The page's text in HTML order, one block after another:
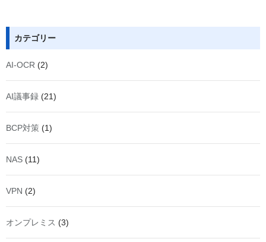
カテゴリー
AI-OCR (2)
AI議事録 (21)
BCP対策 (1)
NAS (11)
VPN (2)
オンプレミス (3)